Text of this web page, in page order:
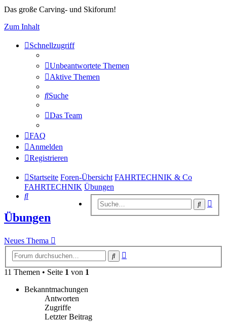
Das große Carving- und Skiforum!
Zum Inhalt
Schnellzugriff
Unbeantwortete Themen
Aktive Themen
Suche
Das Team
FAQ
Anmelden
Registrieren
Startseite Foren-Übersicht FAHRTECHNIK & Co
FAHRTECHNIK Übungen
Suche
Suche
Übungen
Neues Thema
Suche
11 Themen • Seite 1 von 1
Bekanntmachungen
Antworten
Zugriffe
Letzter Beitrag